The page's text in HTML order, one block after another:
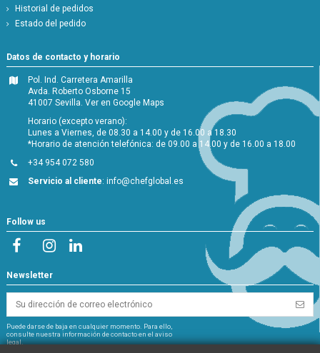
Historial de pedidos
Estado del pedido
Datos de contacto y horario
Pol. Ind. Carretera Amarilla
Avda. Roberto Osborne 15
41007 Sevilla.Ver en Google Maps
Horario (excepto verano):
Lunes a Viernes, de 08.30 a 14.00 y de 16.00 a 18.30
*Horario de atención telefónica: de 09.00 a 14.00 y de 16.00 a 18.00
+34 954 072 580
Servicio al cliente:info@chefglobal.es
Follow us
Newsletter
Puede darse de baja en cualquier momento. Para ello,
consulte nuestra información de contacto en el aviso
legal.